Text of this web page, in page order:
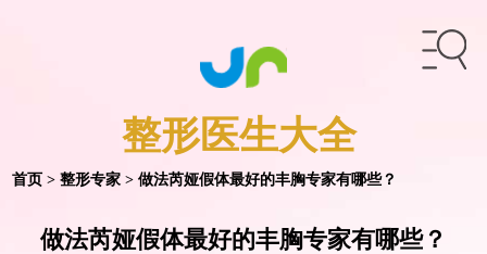
整形医生大全
首页 >整形专家 > 做法芮娅假体最好的丰胸专家有哪些？
做法芮娅假体最好的丰胸专家有哪些？